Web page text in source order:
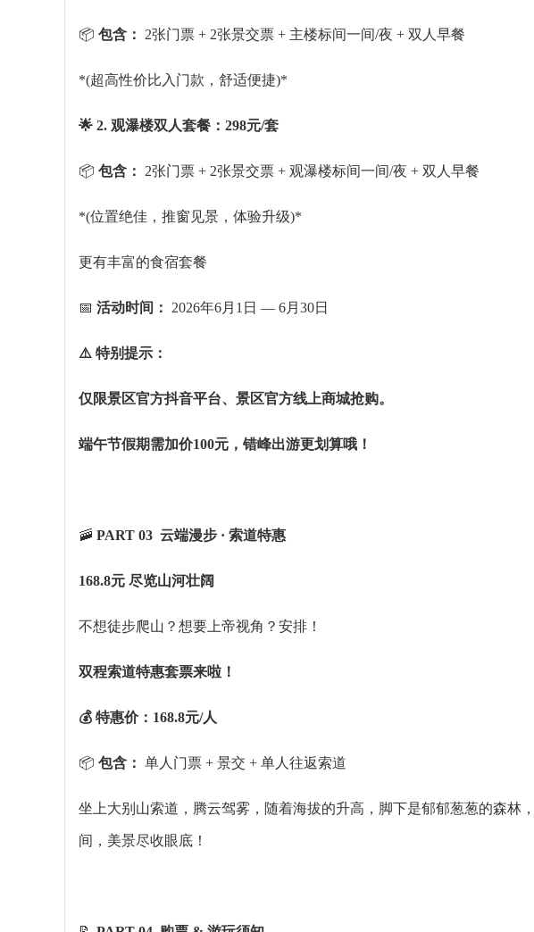
📦 包含： 2张门票 + 2张景交票 + 主楼标间一间/夜 + 双人早餐
*(超高性价比入门款，舒适便捷)*
🌟 2. 观瀑楼双人套餐：298元/套
📦 包含： 2张门票 + 2张景交票 + 观瀑楼标间一间/夜 + 双人早餐
*(位置绝佳，推窗见景，体验升级)*
更有丰富的食宿套餐
📅 活动时间： 2026年6月1日 — 6月30日
⚠️ 特别提示：
仅限景区官方抖音平台、景区官方线上商城抢购。
端午节假期需加价100元，错峰出游更划算哦！
🚠 PART 03 云端漫步 · 索道特惠
168.8元 尽览山河壮阔
不想徒步爬山？想要上帝视角？安排！
双程索道特惠套票来啦！
💰 特惠价：168.8元/人
📦 包含： 单人门票 + 景交 + 单人往返索道
坐上大别山索道 ，腾云驾雾，随着海拔的升高，脚下是郁郁葱葱的森林
间，美景尽收眼底！